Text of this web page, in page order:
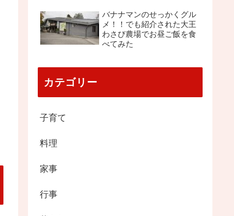
バナナマンのせっかくグル
メ！！でも紹介された大王
わさび農場でお昼ご飯を食
べてみた
カテゴリー
子育て
料理
家事
行事